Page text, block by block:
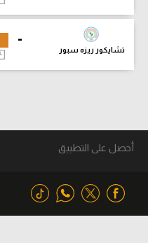
-
تشايكور ريزه سبور
أحصل على التطبيق